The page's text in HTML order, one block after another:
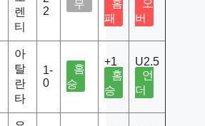
렌
티
2
무
홈
패
오
버
아
탈
란
타
1-
0
홈
승
+1
홈
승
U2.5
언
더